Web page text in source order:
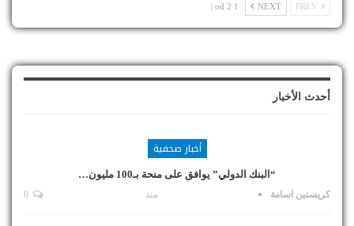
NEXT
1 od 2 |
أحدث الأخبار
أخبار صحفية
“البنك الدولي” يوافق على منحة بـ100 مليون…
كريستين اسامة منذ